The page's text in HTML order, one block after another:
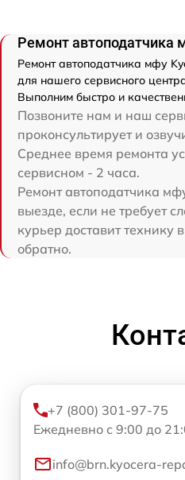
Ремонт автоподатчика
Ремонт автоподатчика мфу
для нашего сервисного
Выполним быстро и
Позвоните нам и наш
проконсультирует и
Среднее время ремонта
сервисном - 2 часа.
Ремонт автоподатчика
выезде, если не требует
курьер доставит технику
обратно.
+7 (800) 301-97-75
Ежедневно с 9:00 до
info@brn.kyocera-